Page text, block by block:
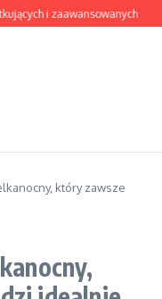
i zaawansowanych
który zawsze